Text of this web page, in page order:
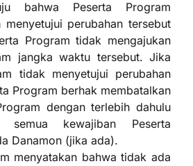
bahwa Peserta Program
perubahan tersebut
Program tidak mengajukan
jangka waktu tersebut. Jika
tidak menyetujui perubahan
Program berhak membatalkan
dengan terlebih dahulu
semua kewajiban Peserta
Danamon (jika ada).
menyatakan bahwa tidak ada